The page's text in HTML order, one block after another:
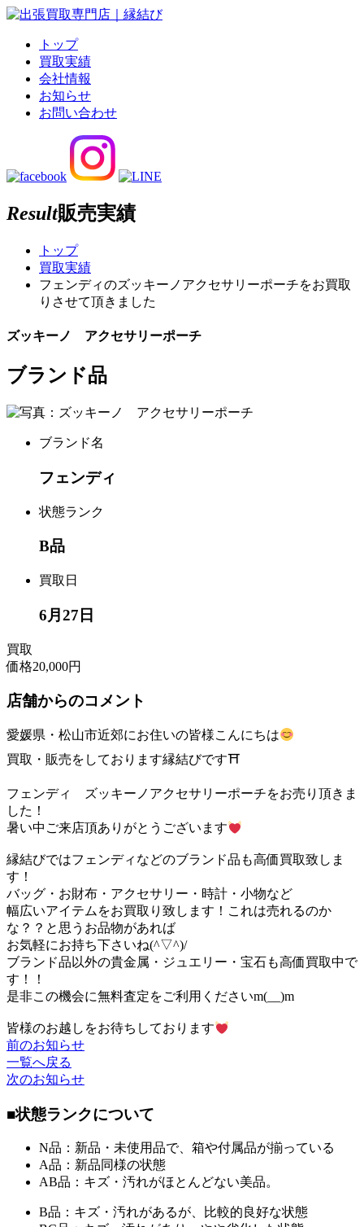
トップ
買取実績
会社情報
お知らせ
お問い合わせ
Result販売実績
トップ
買取実績
フェンディのズッキーノアクセサリーポーチをお買取
りさせて頂きました
ズッキーノ アクセサリーポーチ
ブランド品
ブランド名
フェンディ
状態ランク
B品
買取日
6月27日
買取
価格20,000円
店舗からのコメント
愛媛県・松山市近郊にお住いの皆様こんにちは
買取・販売をしております縁結びです⛩
フェンディ ズッキーノアクセサリーポーチをお売り頂きま
した！
暑い中ご来店頂ありがとうございます
縁結びではフェンディなどのブランド品も高価買取致しま
す！
バッグ・お財布・アクセサリー・時計・小物など
幅広いアイテムをお買取り致します！これは売れるのか
な？？と思うお品物があれば
お気軽にお持ち下さいね(^▽^)/
ブランド品以外の貴金属・ジュエリー・宝石も高価買取中で
す！！
是非この機会に無料査定をご利用くださいm(__)m
皆様のお越しをお待ちしております
前のお知らせ
一覧へ戻る
次のお知らせ
■状態ランクについて
N品：新品・未使用品で、箱や付属品が揃っている
A品：新品同様の状態
AB品：キズ・汚れがほとんどない美品。
B品：キズ・汚れがあるが、比較的良好な状態